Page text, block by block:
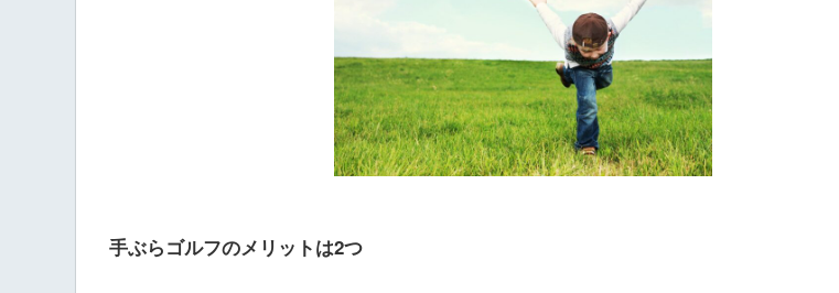
手ぶらゴルフのメリットは2つ